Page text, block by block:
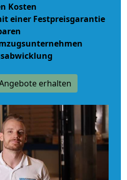
Kosten
einer Festpreisgarantie
erhalten